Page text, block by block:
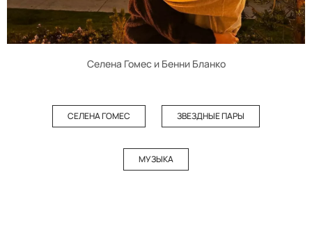
Селена Гомес и Бенни Бланко
СЕЛЕНА ГОМЕС ЗВЕЗДНЫЕ ПАРЫ
МУЗЫКА